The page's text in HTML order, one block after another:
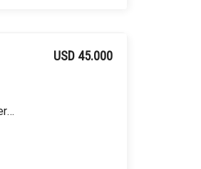
Departamento en venta de 1 dormitorio c/ cochera en Campana
USD 45.000